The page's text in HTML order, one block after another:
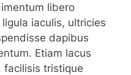
libero
iaculis, ultricies
dapibus
Etiam lacus
facilisis tristique